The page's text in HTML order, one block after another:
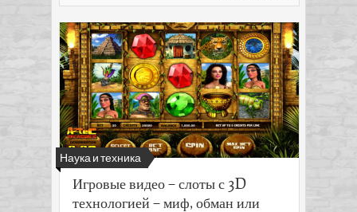
Наука и техника
Игровые видео – слоты с 3D
технологией – миф, обман или